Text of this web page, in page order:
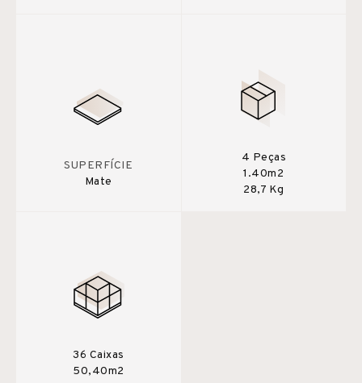
SUPERFÍCIE
Mate
4 Peças
1.40m2
28,7 Kg
36 Caixas
50,40m2